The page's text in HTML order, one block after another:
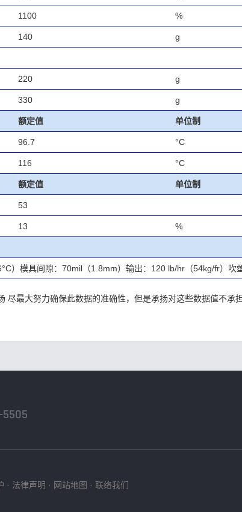
1100 %
140 g
220 g
330 g
额定值 单位制
96.7 °C
116 °C
额定值 单位制
53
13 %
）模具间隙：70mil（1.8mm）输出：120 lb/hr（54kg/fr）吹
尽最大努力确保此数据的准确性，但是承扬对这些数据值不承
· 法律声明 · 网站地图 ·联络我们